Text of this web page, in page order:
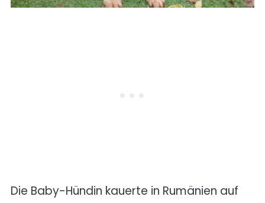
Die Baby-Hündin kauerte in Rumänien auf